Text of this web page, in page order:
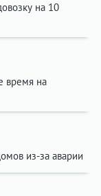
на 10
время на
из-за аварии